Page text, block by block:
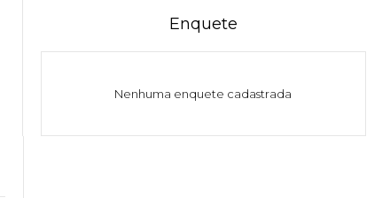
Enquete
Nenhuma enquete cadastrada